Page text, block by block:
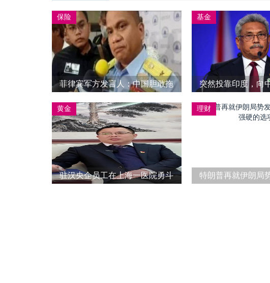
保险
菲律宾军方发言人：中国胆敢拖
器攻击中国
基金
突然投靠印度，向
不能少
黄金
驻汉央企员工在上海一医院勇斗
理财
特朗普再就伊朗局